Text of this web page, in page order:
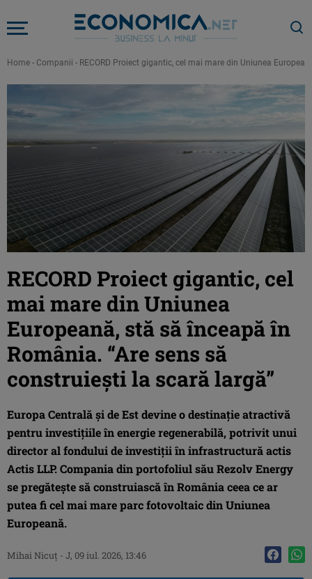
Home - Companii - RECORD Proiect gigantic, cel mai mare din Uniunea
RECORD Proiect gigantic, cel
mai mare din Uniunea
Europeană, stă să înceapă în
România. “Are sens să
construiești la scară largă”
Europa Centrală și de Est devine o destinație atractivă
pentru investițiile în energie regenerabilă, potrivit unui
director al fondului de investiții în infrastructură actis
Actis LLP. Compania din portofoliul său Rezolv Energy
se pregătește să construiască în România ceea ce ar
putea fi cel mai mare parc fotovoltaic din Uniunea
Europeană.
Mihai Nicuţ - J, 09 iul. 2026, 13:46